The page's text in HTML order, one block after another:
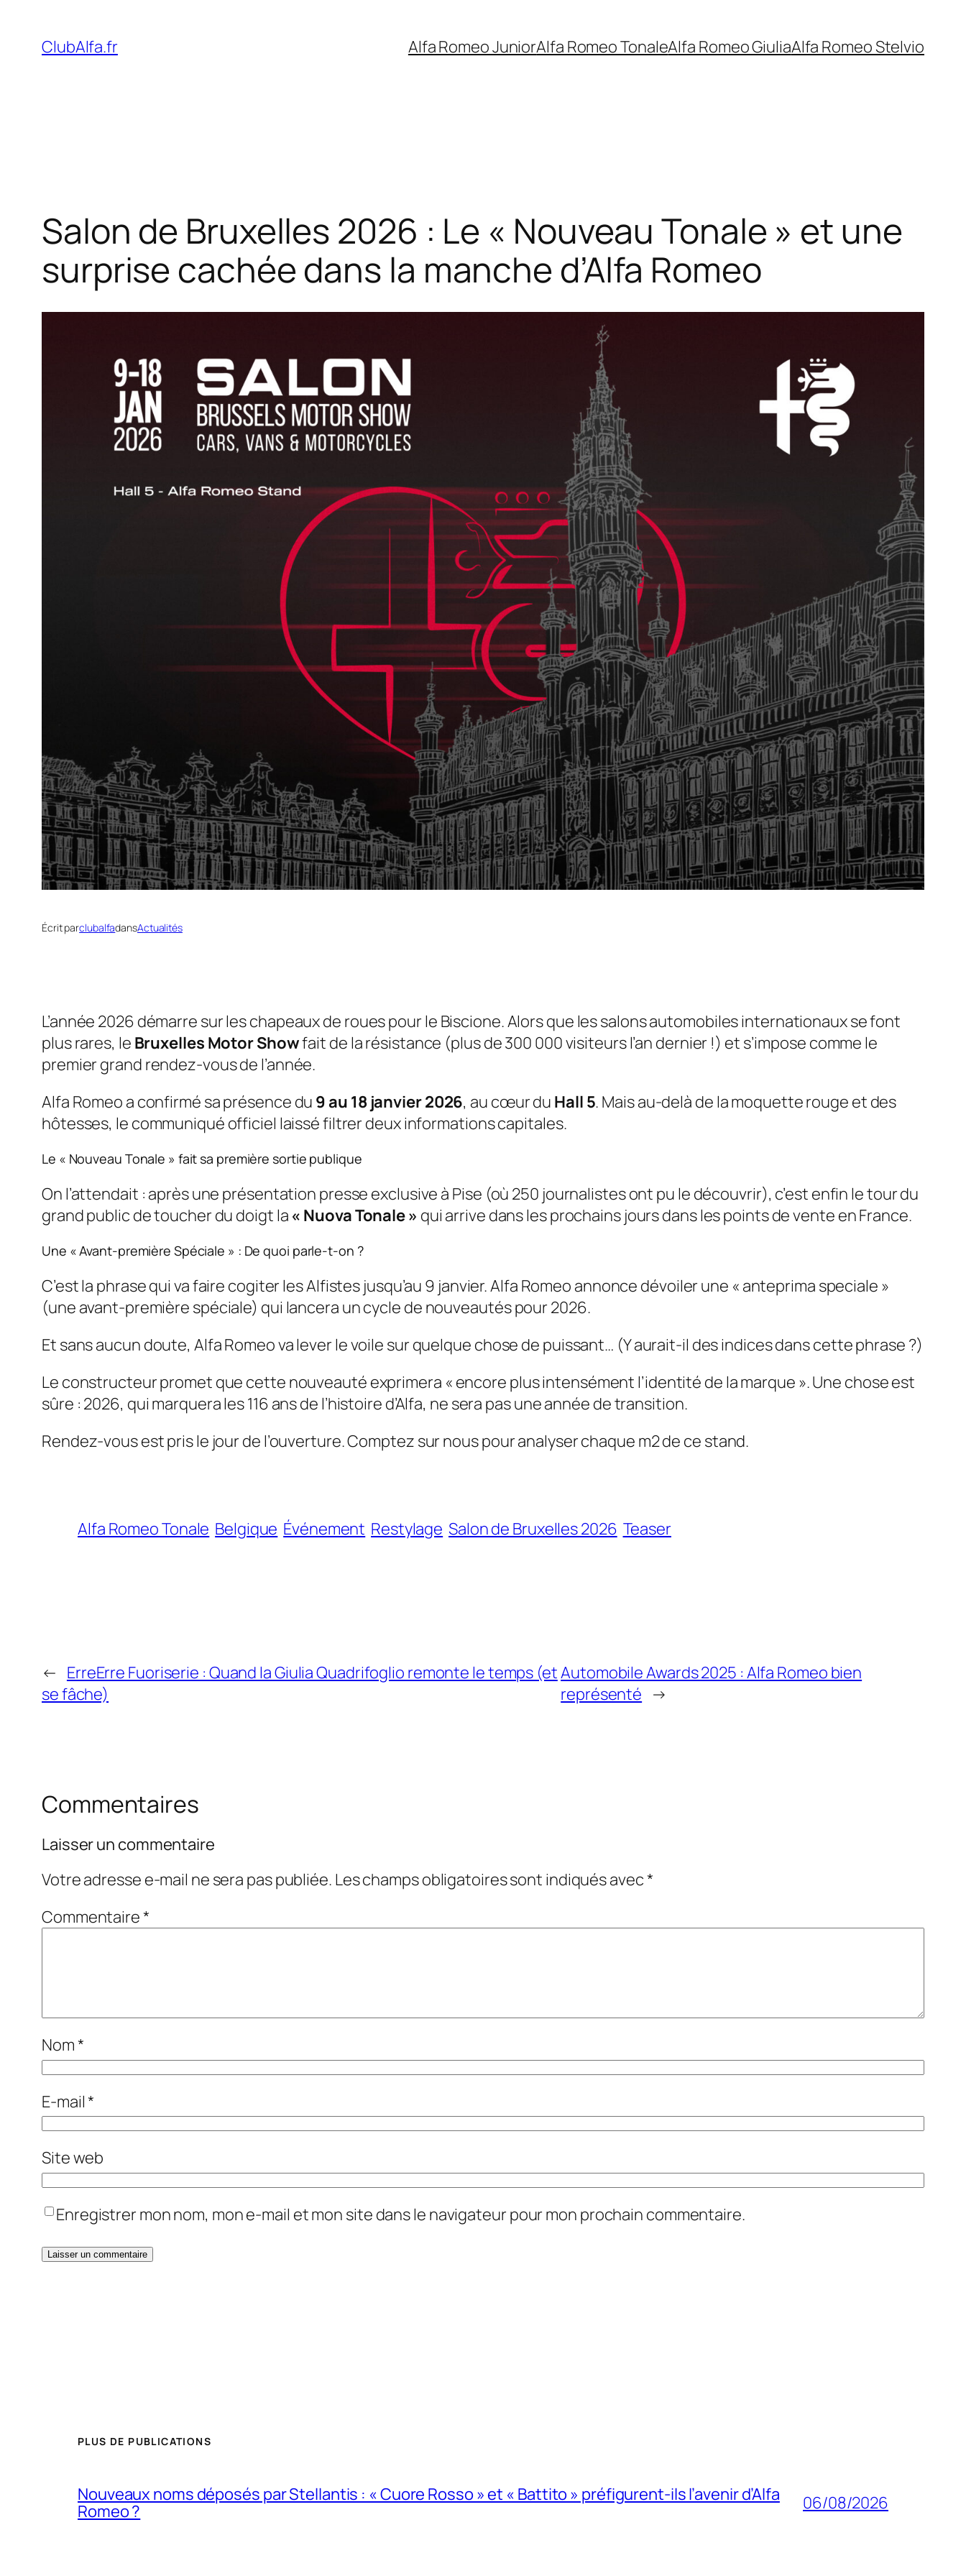
contenu
ClubAlfa.fr Alfa Romeo JuniorAlfa Romeo TonaleAlfa Romeo GiuliaAlfa Romeo Stelvio
Salon de Bruxelles 2026 : Le « Nouveau Tonale » et une
surprise cachée dans la manche d’Alfa Romeo
Écrit parclubalfadansActualités
L’année 2026 démarre sur les chapeaux de roues pour le Biscione. Alors que les salons automobiles internationaux se font
plus rares, le Bruxelles Motor Showfait de la résistance (plus de 300 000 visiteurs l’an dernier !) et s’impose comme le
premier grand rendez-vous de l’année.
Alfa Romeo a confirmé sa présence du 9 au 18 janvier 2026, au cœur du Hall 5. Mais au-delà de la moquette rouge et des
hôtesses, le communiqué officiel laissé filtrer deux informations capitales.
Le « Nouveau Tonale » fait sa première sortie publique
On l’attendait : après une présentation presse exclusive à Pise (où 250 journalistes ont pu le découvrir), c’est enfin le tour du
grand public de toucher du doigt la « Nuova Tonale » qui arrive dans les prochains jours dans les points de vente en France.
Une « Avant-première Spéciale » : De quoi parle-t-on ?
C’est la phrase qui va faire cogiter lesAlfistes jusqu’au 9 janvier. Alfa Romeo annonce dévoiler une « anteprima speciale »
(une avant-première spéciale) qui lancera un cycle de nouveautés pour 2026.
Et sans aucun doute, Alfa Romeo va lever le voile sur quelque chose de puissant… (Y aurait-il des indices dans cette phrase ?)
Le constructeur promet que cette nouveauté exprimera « encore plus intensément l’identité de la marque ». Une chose est
sûre : 2026, qui marquera les 116 ans de l’histoire d’Alfa, ne sera pas une année de transition.
Rendez-vous est pris le jour de l’ouverture. Comptez sur nous pour analyser chaque m2 de ce stand.
Alfa Romeo Tonale Belgique Événement Restylage Salon de Bruxelles 2026 Teaser
← ErreErre Fuoriserie : Quand la Giulia Quadrifoglio remonte le temps (et
se fâche)
Automobile Awards 2025 : Alfa Romeo bien
représenté →
Commentaires
Laisser un commentaire
Votre adresse e-mail ne sera pas publiée. Les champs obligatoires sont indiqués avec*
Commentaire*
Nom*
E-mail*
Site web
Enregistrer mon nom, mon e-mail et mon site dans le navigateur pour mon prochain commentaire.
PLUS DE PUBLICATIONS
Nouveaux noms déposés par Stellantis : « Cuore Rosso » et « Battito » préfigurent-ils l’avenir d’Alfa
Romeo ?
06/08/2026